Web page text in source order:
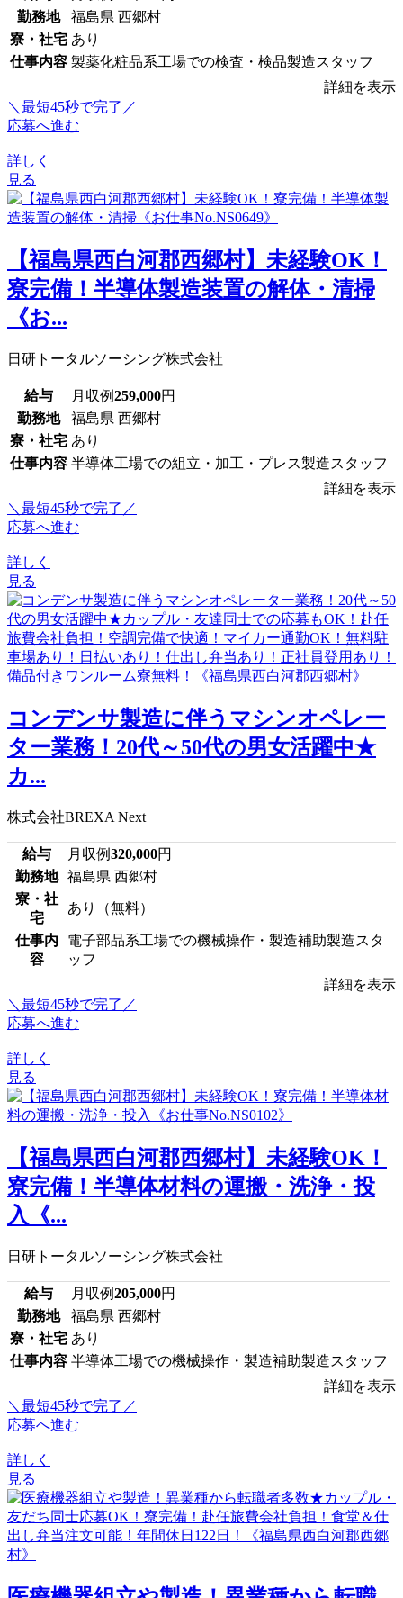
勤務地
福島県 西郷村
寮・社宅 あり
仕事内容 製薬化粧品系工場での検査・検品製造スタッフ
詳細を表示
＼最短45秒で完了／
応募へ進む
詳しく
見る
【福島県西白河郡西郷村】未経験OK！
寮完備！半導体製造装置の解体・清掃
《お...
日研トータルソーシング株式会社
給与 月収例259,000円
勤務地
福島県 西郷村
寮・社宅 あり
仕事内容 半導体工場での組立・加工・プレス製造スタッフ
詳細を表示
＼最短45秒で完了／
応募へ進む
詳しく
見る
コンデンサ製造に伴うマシンオペレー
ター業務！20代～50代の男女活躍中★
カ...
株式会社BREXA Next
給与 月収例320,000円
勤務地 福島県 西郷村
寮・社
宅
あり（無料）
仕事内
容
電子部品系工場での機械操作・製造補助製造スタ
ッフ
詳細を表示
＼最短45秒で完了／
応募へ進む
詳しく
見る
【福島県西白河郡西郷村】未経験OK！
寮完備！半導体材料の運搬・洗浄・投
入《...
日研トータルソーシング株式会社
給与 月収例205,000円
勤務地
福島県 西郷村
寮・社宅 あり
仕事内容 半導体工場での機械操作・製造補助製造スタッフ
詳細を表示
＼最短45秒で完了／
応募へ進む
詳しく
見る